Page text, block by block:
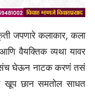
जपणारे कलाकार, कला
वैयक्तिक व्यथा यावर
संच घेऊन नाटक करणं तसं
खूप छान समतोल साधत